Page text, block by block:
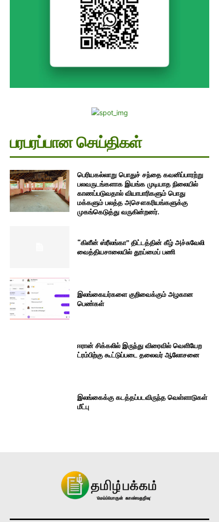
பரபரப்பான செய்திகள்
பெரியகல்லாறு பொதுச் சந்தை கவனிப்பாரற்று
பலவருடங்களாக இயங்க முடியாத நிலையில்
காணப்படுவதால் வியாபாரிகளும் பொது
மக்களும் பலத்த அசௌகரியங்களுக்கு
முகங்கெடுத்து வருகின்றனர்.
“கிளீன் ஸ்ரீலங்கா” திட்டத்தின் கீழ் அச்சுவேலி
வைத்தியசாலையில் தூய்மைப் பணி
இலங்கையர்களை குறிவைக்கும் அழகான
பெண்கள்
ஈரான் சிக்கலில் இருந்து விரைவில் வெளியேற
ட்ரம்பிற்கு கூட்டுப்படை தலைவர் ஆலோசனை
இலங்கைக்கு கடத்தப்படவிருந்த வெள்ளாடுகள்
மீட்பு